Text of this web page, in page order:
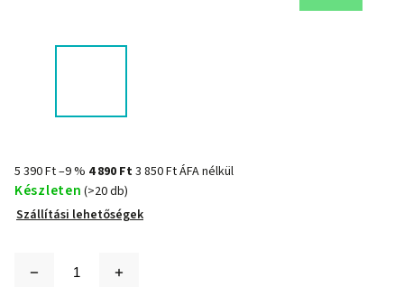
5 390 Ft–9 % 4 890 Ft3 850 Ft ÁFA nélkül
Készleten (>20 db)
Szállítási lehetőségek